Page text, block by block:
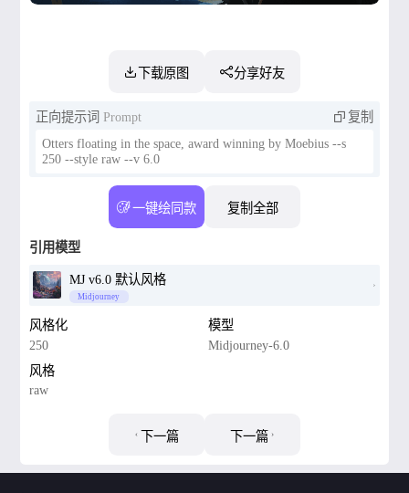
下载原图 分享好友
正向提示词 Prompt
复制
Otters floating in the space, award winning by Moebius --s
250 --style raw --v 6.0
一键绘同款 复制全部
引用模型
MJ v6.0 默认风格
Midjourney
风格化
250
模型
Midjourney-6.0
风格
raw
下一篇 下一篇